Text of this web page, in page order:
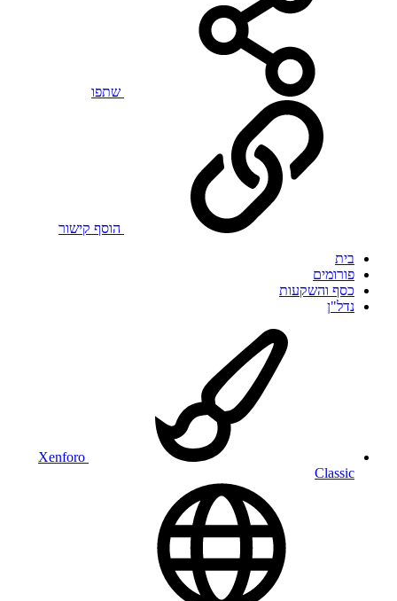
שתפו
הוסף קישור
בית
פורומים
כסף והשקעות
נדל"ן
Xenforo
Classic